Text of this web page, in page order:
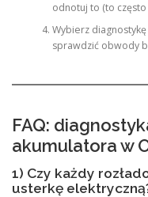
odnotuj to (to często
Wybierz
sprawdzić obwody
FAQ:
akumulatora w
1) Czy każdy
usterkę